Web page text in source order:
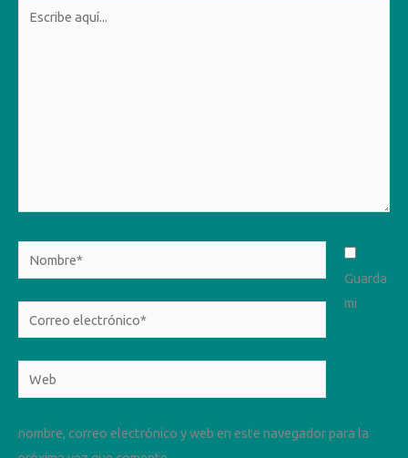
Nombre*
Correo
electrónico*
Web
Guarda
mi
nombre, correo electrónico y web en este navegador para la